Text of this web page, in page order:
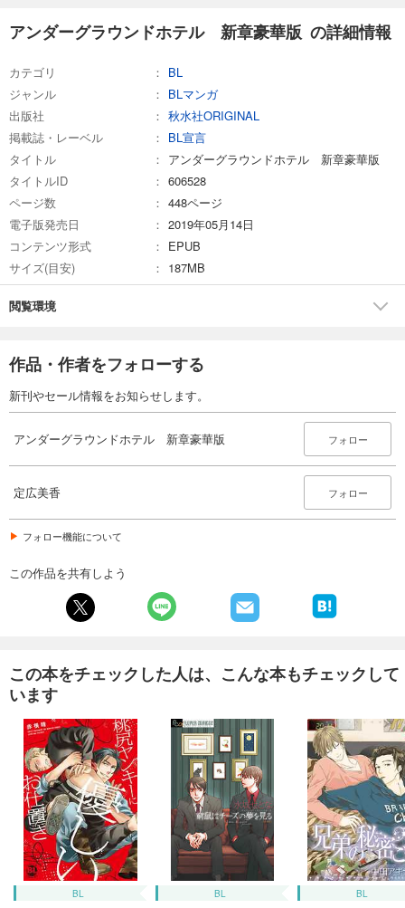
アンダーグラウンドホテル 新章豪華版 の詳細情報
カテゴリ
BL
ジャンル
BLマンガ
出版社
秋水社ORIGINAL
掲載誌・レーベル
BL宣言
タイトル
アンダーグラウンドホテル 新章豪華版
タイトルID
606528
ページ数
448ページ
電子版発売日
2019年05月14日
コンテンツ形式
EPUB
サイズ(目安)
187MB
閲覧環境
作品・作者をフォローする
新刊やセール情報をお知らせします。
アンダーグラウンドホテル 新章豪華版 フォロー
定広美香 フォロー
フォロー機能について
この作品を共有しよう
この本をチェックした人は、こんな本もチェックして
います
BL BL BL